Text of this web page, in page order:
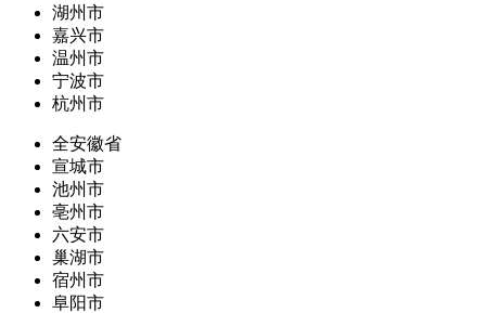
湖州市
嘉兴市
温州市
宁波市
杭州市
全安徽省
宣城市
池州市
亳州市
六安市
巢湖市
宿州市
阜阳市